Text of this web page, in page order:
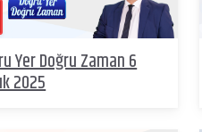
Yer Doğru Zaman 6
2025